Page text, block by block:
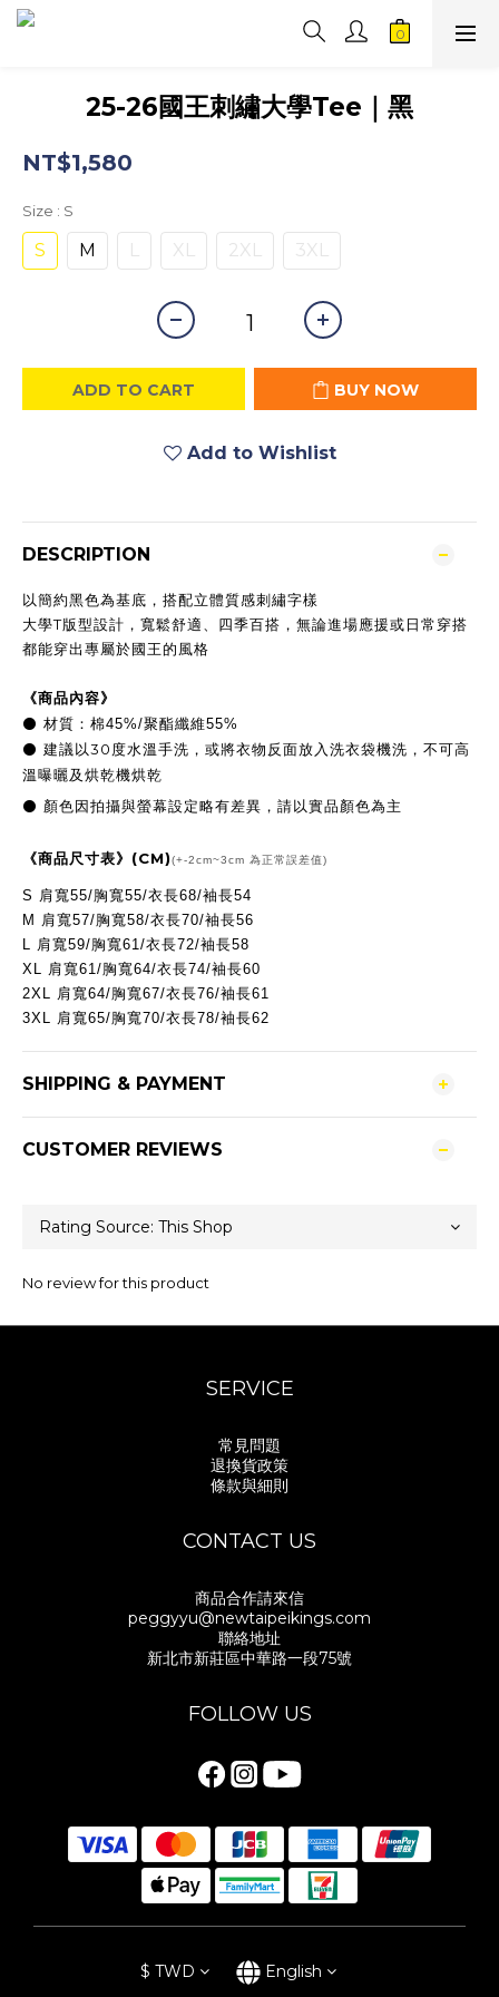
25-26國王刺繡大學Tee｜黑
NT$1,580
Size : S
S M L XL 2XL 3XL
ADD TO CART BUY NOW
Add to Wishlist
DESCRIPTION
以簡約黑色為基底，搭配立體質感刺繡字樣
大學T版型設計，寬鬆舒適、四季百搭，無論進場應援或日常穿搭
都能穿出專屬於國王的風格
《商品內容》
⚫ 材質：棉45%/聚酯纖維55%
⚫ 建議以30 度水溫手洗，或將衣物反面放入洗衣袋機洗，不可高
溫曝曬及烘乾機烘乾
⚫ 顏色因拍攝與螢幕設定略有差異，請以實品顏色為主
《商品尺寸表》 (CM)(+-2cm~3cm 為正常誤差值)
S 肩寬55/胸寬55/衣長68/袖長54
M 肩寬57/胸寬58/衣長70/袖長56
L
肩寬59/胸寬61/衣長72/袖長58
XL
肩寬61/胸寬64/衣長74/袖長60
2XL
肩寬64/胸寬67/衣長76/袖長61
3XL
肩寬65/胸寬70/衣長78/袖長62
SHIPPING & PAYMENT
CUSTOMER REVIEWS
No review for this product
SERVICE
常見問題
退換貨政策
條款與細則
CONTACT US
商品合作請來信
peggyyu@newtaipeikings.com
聯絡地址
新北市新莊區中華路一段75號
FOLLOW US
$ TWD English